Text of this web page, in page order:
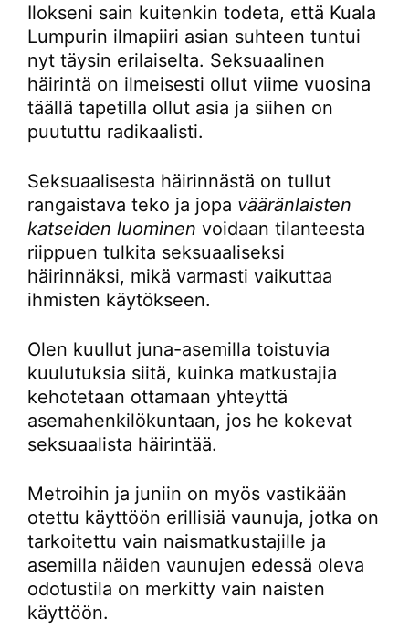
Ilokseni sain kuitenkin todeta, että Kuala
Lumpurin ilmapiiri asian suhteen tuntui
nyt täysin erilaiselta. Seksuaalinen
häirintä on ilmeisesti ollut viime vuosina
täällä tapetilla ollut asia ja siihen on
puututtu radikaalisti.
Seksuaalisesta häirinnästä on tullut
rangaistava teko ja jopa vääränlaisten
katseiden luominen voidaan tilanteesta
riippuen tulkita seksuaaliseksi
häirinnäksi, mikä varmasti vaikuttaa
ihmisten käytökseen.
Olen kuullut juna-asemilla toistuvia
kuulutuksia siitä, kuinka matkustajia
kehotetaan ottamaan yhteyttä
asemahenkilökuntaan, jos he kokevat
seksuaalista häirintää.
Metroihin ja juniin on myös vastikään
otettu käyttöön erillisiä vaunuja, jotka on
tarkoitettu vain naismatkustajille ja
asemilla näiden vaunujen edessä oleva
odotustila on merkitty vain naisten
käyttöön.